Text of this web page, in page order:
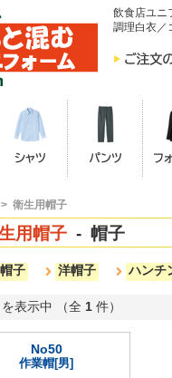
飲食店ユニ
調理白衣／
衛生用帽子
用帽子 - 帽子
子 洋帽子 ハンチ
を表示中 （全 1 件）
No50
作業帽[男]